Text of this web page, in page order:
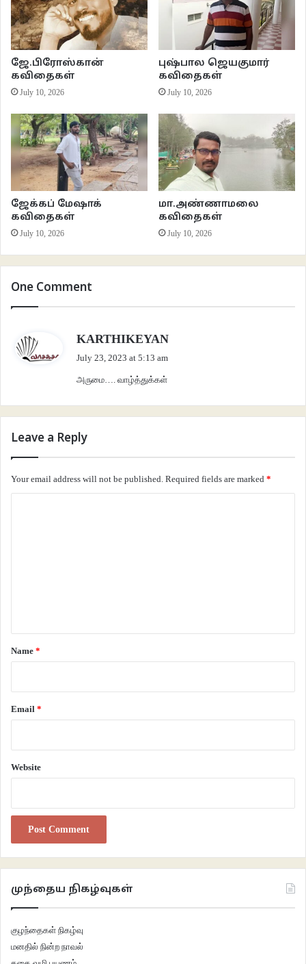
இணைய இதழ் 76 கவிதைகள் சுபி
வாசகசாலை
ஜே.பிரோஸ்கான்
கவிதைகள்
July 10, 2026
புஷ்பால ஜெயகுமார்
கவிதைகள்
July 10, 2026
ஜேக்கப் மேஷாக்
கவிதைகள்
July 10, 2026
மா.அண்ணாமலை
கவிதைகள்
July 10, 2026
One Comment
KARTHIKEYAN
July 23, 2023 at 5:13 am
அருமை…. வாழ்த்துக்கள்
Leave a Reply
Your email address will not be published. Required fields are marked *
*
Name *
Email *
Website
முந்தைய நிகழ்வுகள்
குழந்தைகள் நிகழ்வு
மனதில் நின்ற நாவல்